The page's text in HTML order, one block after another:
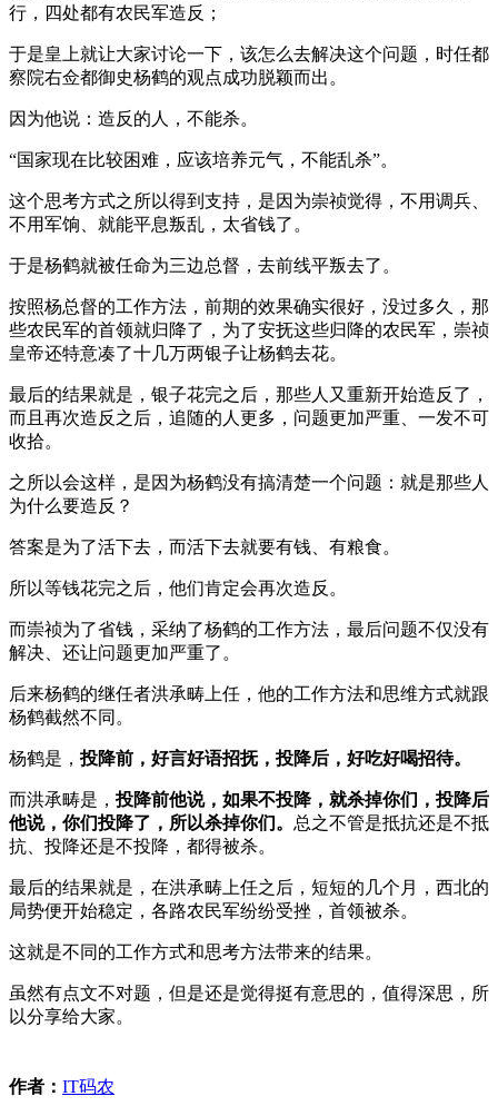
行，四处都有农民军造反；
于是皇上就让大家讨论一下，该怎么去解决这个问题，时任都
察院右佥都御史杨鹤的观点成功脱颖而出。
因为他说：造反的人，不能杀。
“国家现在比较困难，应该培养元气，不能乱杀”。
这个思考方式之所以得到支持，是因为崇祯觉得，不用调兵、
不用军饷、就能平息叛乱，太省钱了。
于是杨鹤就被任命为三边总督，去前线平叛去了。
按照杨总督的工作方法，前期的效果确实很好，没过多久，那
些农民军的首领就归降了，为了安抚这些归降的农民军，崇祯
皇帝还特意凑了十几万两银子让杨鹤去花。
最后的结果就是，银子花完之后，那些人又重新开始造反了，
而且再次造反之后，追随的人更多，问题更加严重、一发不可
收拾。
之所以会这样，是因为杨鹤没有搞清楚一个问题：就是那些人
为什么要造反？
答案是为了活下去，而活下去就要有钱、有粮食。
所以等钱花完之后，他们肯定会再次造反。
而崇祯为了省钱，采纳了杨鹤的工作方法，最后问题不仅没有
解决、还让问题更加严重了。
后来杨鹤的继任者洪承畴上任，他的工作方法和思维方式就跟
杨鹤截然不同。
杨鹤是，投降前，好言好语招抚，投降后，好吃好喝招待。
而洪承畴是，投降前他说，如果不投降，就杀掉你们，投降后
他说，你们投降了，所以杀掉你们。 总之不管是抵抗还是不抵
抗、投降还是不投降，都得被杀。
最后的结果就是，在洪承畴上任之后，短短的几个月，西北的
局势便开始稳定，各路农民军纷纷受挫，首领被杀。
这就是不同的工作方式和思考方法带来的结果。
虽然有点文不对题，但是还是觉得挺有意思的，值得深思，所
以分享给大家。
作者： IT码农